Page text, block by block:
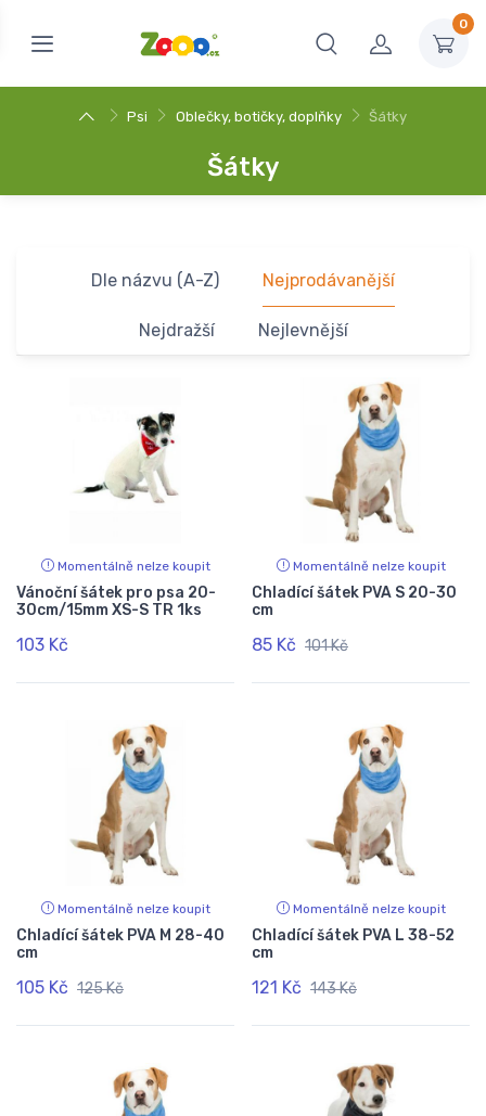
0
Psi Oblečky, botičky, doplňky Šátky
Šátky
Dle názvu (A-Z) Nejprodávanější
Nejdražší Nejlevnější
Momentálně nelze koupit
Vánoční šátek pro psa 20-
30cm/15mm XS-S TR 1ks
103 Kč
Momentálně nelze koupit
Chladící šátek PVA S 20-30
cm
85 Kč 101 Kč
Momentálně nelze koupit
Chladící šátek PVA M 28-40
cm
105 Kč 125 Kč
Momentálně nelze koupit
Chladící šátek PVA L 38-52
cm
121 Kč 143 Kč